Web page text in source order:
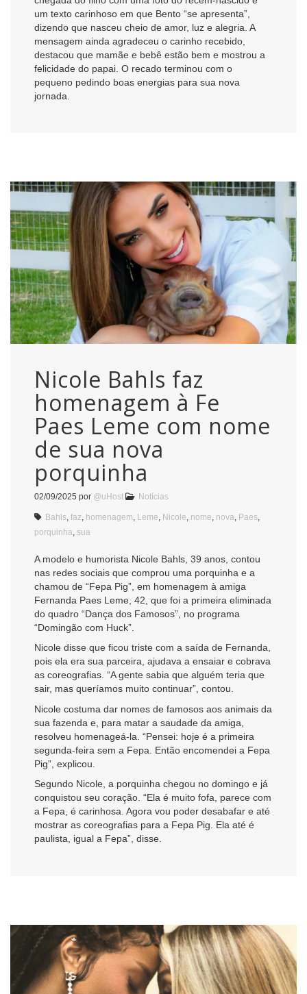
um texto carinhoso em que Bento “se apresenta”,
dizendo que nasceu cheio de amor, luz e alegria. A
mensagem ainda agradeceu o carinho recebido,
destacou que mamãe e bebê estão bem e mostrou a
felicidade do papai. O recado terminou com o
pequeno pedindo boas energias para sua nova
jornada.
Nicole Bahls faz
homenagem à Fe
Paes Leme com nome
de sua nova
porquinha
02/09/2025 por @uHost Notícias
Bahls faz homenagem Leme Nicole nome nova Paes
porquinha sua
A modelo e humorista Nicole Bahls, 39 anos, contou
nas redes sociais que comprou uma porquinha e a
chamou de “Fepa Pig”, em homenagem à amiga
Fernanda Paes Leme, 42, que foi a primeira eliminada
do quadro “Dança dos Famosos”, no programa
“Domingão com Huck”.
Nicole disse que ficou triste com a saída de Fernanda,
pois ela era sua parceira, ajudava a ensaiar e cobrava
as coreografias. “A gente sabia que alguém teria que
sair, mas queríamos muito continuar”, contou.
Nicole costuma dar nomes de famosos aos animais da
sua fazenda e, para matar a saudade da amiga,
resolveu homenageá-la. “Pensei: hoje é a primeira
segunda-feira sem a Fepa. Então encomendei a Fepa
Pig”, explicou.
Segundo Nicole, a porquinha chegou no domingo e já
conquistou seu coração. “Ela é muito fofa, parece com
a Fepa, é carinhosa. Agora vou poder desabafar e até
mostrar as coreografias para a Fepa Pig. Ela até é
paulista, igual a Fepa”, disse.